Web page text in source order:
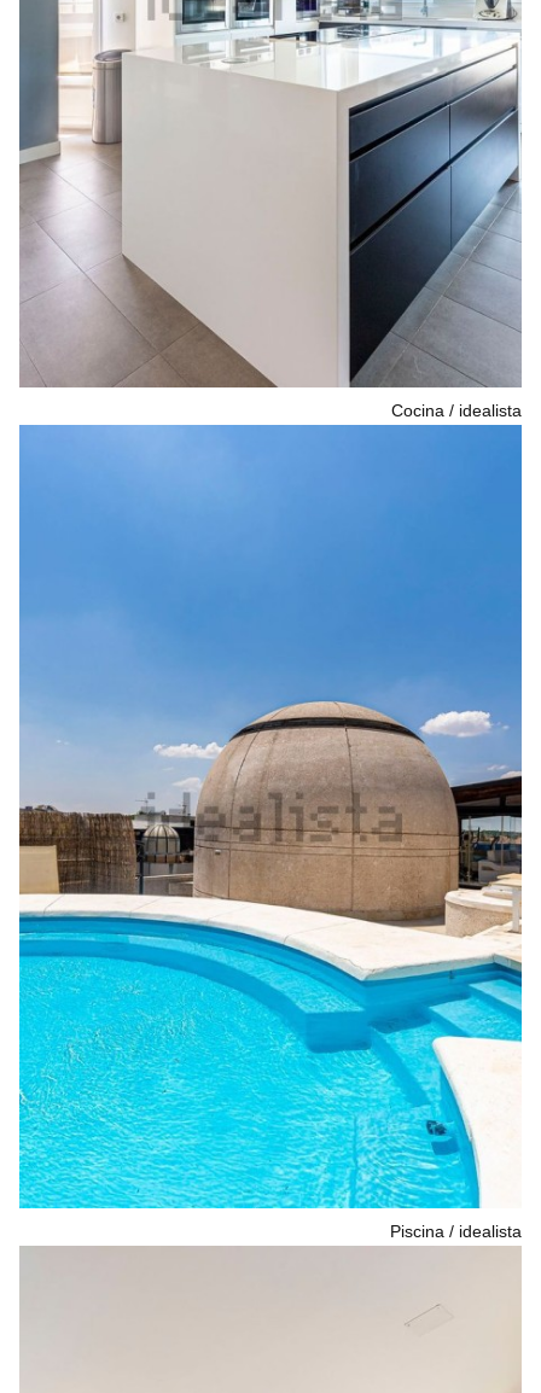
Cocina idealista
Piscina idealista